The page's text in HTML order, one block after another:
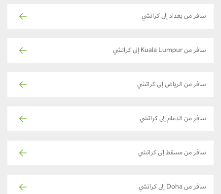
سافر من بغداد إلى كراتشي
سافر من Kuala Lumpur إلى كراتشي
سافر من الرياض إلى كراتشي
سافر من الدمام إلى كراتشي
سافر من مسقط إلى كراتشي
سافر من Doha إلى كراتشي